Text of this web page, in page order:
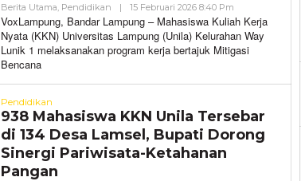
Berita Utama Pendidikan | 15 Februari 2026 8:40 Pm
VoxLampung
VoxLampung, Bandar Lampung – Mahasiswa Kuliah Kerja
Nyata (KKN) Universitas Lampung (Unila) Kelurahan Way
Lunik 1 melaksanakan program kerja bertajuk Mitigasi
Bencana
Pendidikan
938 Mahasiswa KKN Unila Tersebar
di 134 Desa Lamsel, Bupati Dorong
Sinergi Pariwisata-Ketahanan
Pangan